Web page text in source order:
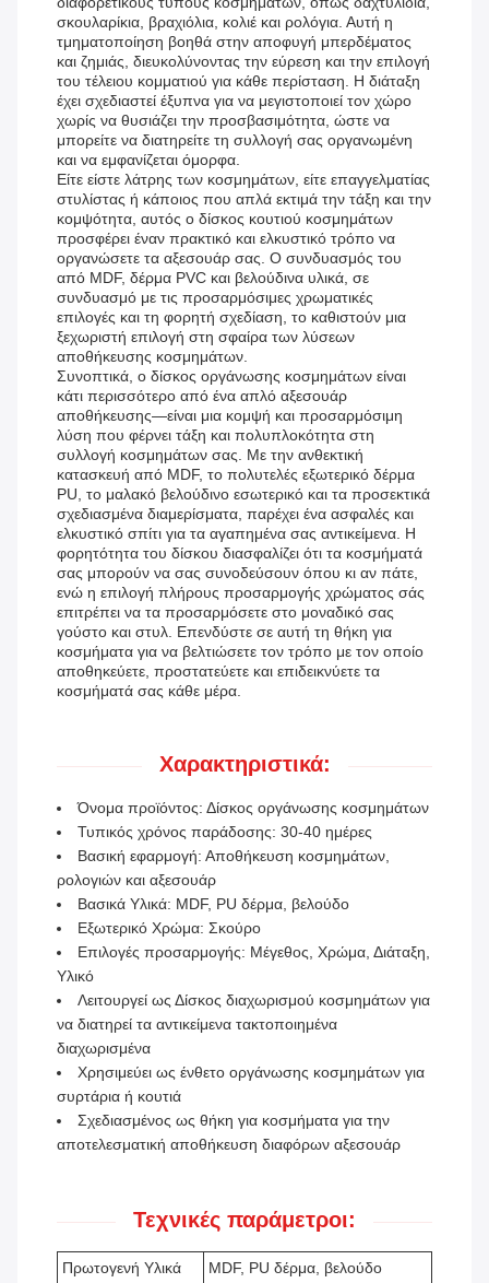
σκουλαρίκια, βραχιόλια, κολιέ και ρολόγια. Αυτή η
τμηματοποίηση βοηθά στην αποφυγή μπερδέματος
και ζημιάς, διευκολύνοντας την εύρεση και την επιλογή
του τέλειου κομματιού για κάθε περίσταση. Η διάταξη
έχει σχεδιαστεί έξυπνα για να μεγιστοποιεί τον χώρο
χωρίς να θυσιάζει την προσβασιμότητα, ώστε να
μπορείτε να διατηρείτε τη συλλογή σας οργανωμένη
και να εμφανίζεται όμορφα.
Είτε είστε λάτρης των κοσμημάτων, είτε επαγγελματίας
στυλίστας ή κάποιος που απλά εκτιμά την τάξη και την
κομψότητα, αυτός ο δίσκος κουτιού κοσμημάτων
προσφέρει έναν πρακτικό και ελκυστικό τρόπο να
οργανώσετε τα αξεσουάρ σας. Ο συνδυασμός του
από MDF, δέρμα PVC και βελούδινα υλικά, σε
συνδυασμό με τις προσαρμόσιμες χρωματικές
επιλογές και τη φορητή σχεδίαση, το καθιστούν μια
ξεχωριστή επιλογή στη σφαίρα των λύσεων
αποθήκευσης κοσμημάτων.
Συνοπτικά, ο δίσκος οργάνωσης κοσμημάτων είναι
κάτι περισσότερο από ένα απλό αξεσουάρ
αποθήκευσης—είναι μια κομψή και προσαρμόσιμη
λύση που φέρνει τάξη και πολυπλοκότητα στη
συλλογή κοσμημάτων σας. Με την ανθεκτική
κατασκευή από MDF, το πολυτελές εξωτερικό δέρμα
PU, το μαλακό βελούδινο εσωτερικό και τα προσεκτικά
σχεδιασμένα διαμερίσματα, παρέχει ένα ασφαλές και
ελκυστικό σπίτι για τα αγαπημένα σας αντικείμενα. Η
φορητότητα του δίσκου διασφαλίζει ότι τα κοσμήματά
σας μπορούν να σας συνοδεύσουν όπου κι αν πάτε,
ενώ η επιλογή πλήρους προσαρμογής χρώματος σάς
επιτρέπει να τα προσαρμόσετε στο μοναδικό σας
γούστο και στυλ. Επενδύστε σε αυτή τη θήκη για
κοσμήματα για να βελτιώσετε τον τρόπο με τον οποίο
αποθηκεύετε, προστατεύετε και επιδεικνύετε τα
κοσμήματά σας κάθε μέρα.
Χαρακτηριστικά:
Όνομα προϊόντος: Δίσκος οργάνωσης κοσμημάτων
Τυπικός χρόνος παράδοσης: 30-40 ημέρες
Βασική εφαρμογή: Αποθήκευση κοσμημάτων,
ρολογιών και αξεσουάρ
Βασικά Υλικά: MDF, PU δέρμα, βελούδο
Εξωτερικό Χρώμα: Σκούρο
Επιλογές προσαρμογής: Μέγεθος, Χρώμα, Διάταξη,
Υλικό
Λειτουργεί ως Δίσκος διαχωρισμού κοσμημάτων για
να διατηρεί τα αντικείμενα τακτοποιημένα
διαχωρισμένα
Χρησιμεύει ως ένθετο οργάνωσης κοσμημάτων για
συρτάρια ή κουτιά
Σχεδιασμένος ως θήκη για κοσμήματα για την
αποτελεσματική αποθήκευση διαφόρων αξεσουάρ
Τεχνικές παράμετροι:
Πρωτογενή Υλικά
MDF, PU δέρμα, βελούδο